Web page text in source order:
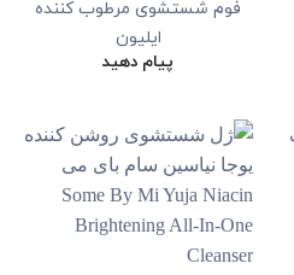
فوم شستشوی مرطوب کننده
ایلیون
پیام دهید